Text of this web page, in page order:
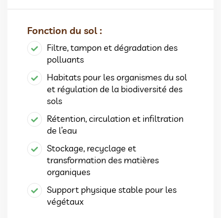
Fonction du sol :
Filtre, tampon et dégradation des
polluants
Habitats pour les organismes du sol
et régulation de la biodiversité des
sols
Rétention, circulation et infiltration
de l’eau
Stockage, recyclage et
transformation des matières
organiques
Support physique stable pour les
végétaux